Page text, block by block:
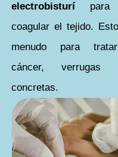
electrobisturí para
coagular el tejido.
menudo para
cáncer, verrugas
concretas.